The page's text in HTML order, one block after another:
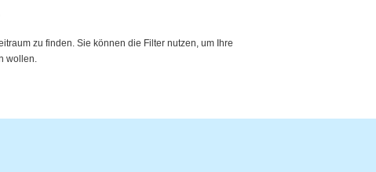
zu finden. Sie können die Filter nutzen, um Ihre
wollen.